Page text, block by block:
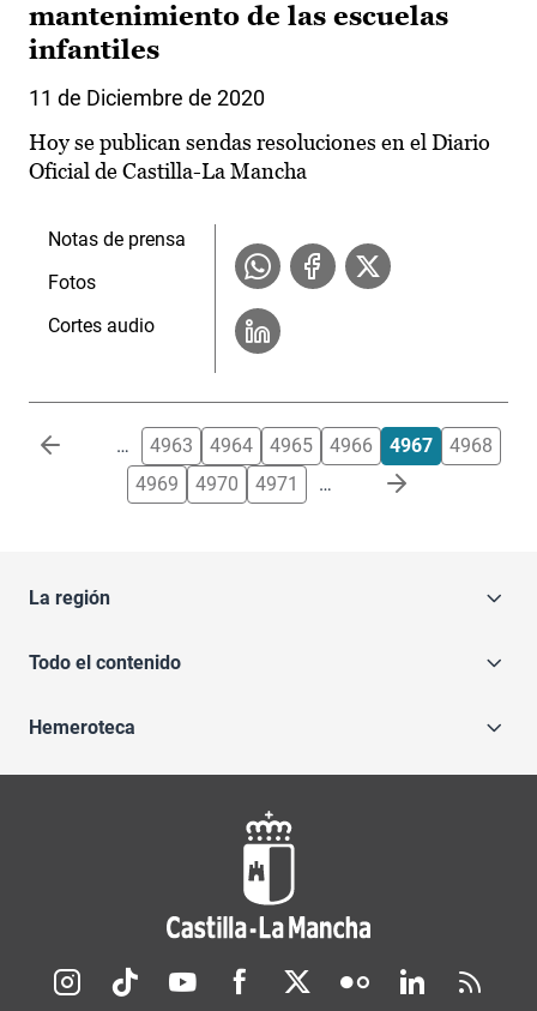
mantenimiento de las escuelas
infantiles
11 de Diciembre de 2020
Hoy se publican sendas resoluciones en el Diario
Oficial de Castilla-La Mancha
Notas de prensa
Fotos
Cortes audio
Paginación … 4963 4964 4965 4966 4967
4968
4969
4970 4971 …
La región
Todo el contenido
Hemeroteca
Redes sociales JCCM